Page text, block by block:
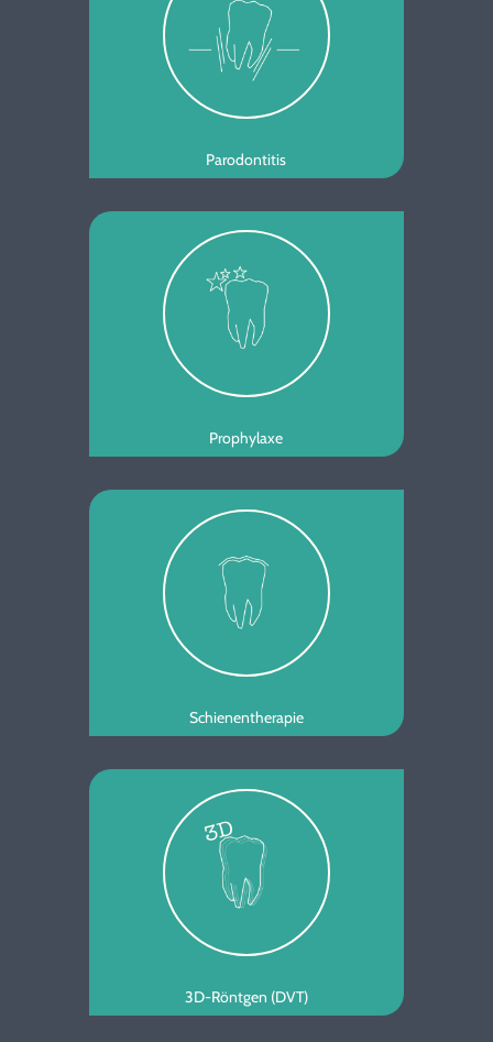
Parodontitis
Prophylaxe
Schienentherapie
3D-Röntgen (DVT)